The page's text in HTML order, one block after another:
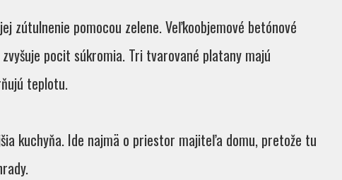
zútulnenie pomocou zelene. Veľkoobjemové betónové
pocit súkromia. Tri tvarované platany majú
teplotu.
kuchyňa. Ide najmä o priestor majiteľa domu, pretože tu